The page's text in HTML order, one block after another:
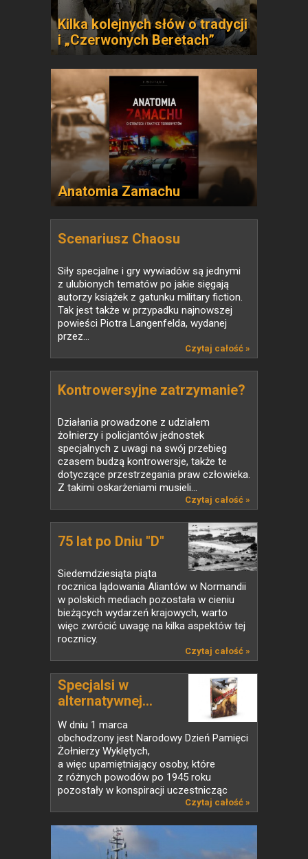
Kilka kolejnych słów o tradycji
i „Czerwonych Beretach”
Anatomia Zamachu
Scenariusz Chaosu
Siły specjalne i gry wywiadów są jednymi
z ulubionych tematów po jakie sięgają
autorzy książek z gatunku military fiction.
Tak jest także w przypadku najnowszej
powieści Piotra Langenfelda, wydanej
przez...
Czytaj całość »
Kontrowersyjne zatrzymanie?
Działania prowadzone z udziałem
żołnierzy i policjantów jednostek
specjalnych z uwagi na swój przebieg
czasem budzą kontrowersje, także te
dotyczące przestrzegania praw człowieka.
Z takimi oskarżeniami musieli...
Czytaj całość »
75 lat po Dniu "D"
Siedemdziesiąta piąta
rocznica lądowania Aliantów w Normandii
w polskich mediach pozostała w cieniu
bieżących wydarzeń krajowych, warto
więc zwrócić uwagę na kilka aspektów tej
rocznicy.
Czytaj całość »
Specjalsi w
alternatywnej...
W dniu 1 marca
obchodzony jest Narodowy Dzień Pamięci
Żołnierzy Wyklętych,
a więc upamiętniający osoby, które
z różnych powodów po 1945 roku
pozostały w konspiracji uczestnicząc
Czytaj całość »